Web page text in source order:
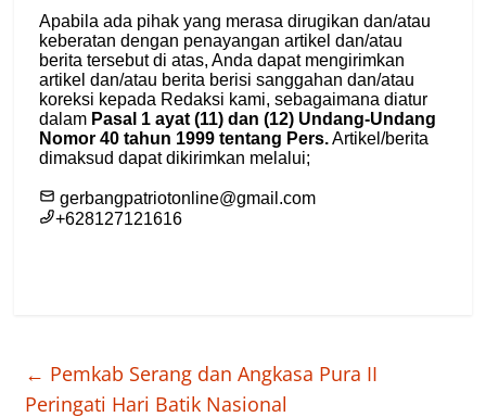
← Pemkab Serang dan Angkasa Pura II
Peringati Hari Batik Nasional